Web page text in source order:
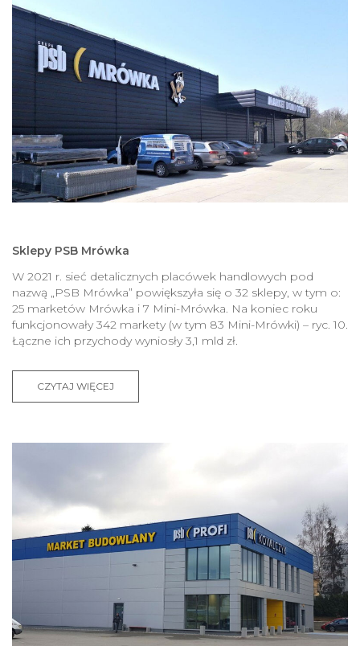
Sklepy PSB Mrówka
W 2021 r. sieć detalicznych placówek handlowych pod
nazwą „PSB Mrówka” powiększyła się o 32 sklepy, w tym o:
25 marketów Mrówka i 7 Mini-Mrówka. Na koniec roku
funkcjonowały 342 markety (w tym 83 Mini-Mrówki) – ryc. 10.
Łączne ich przychody wyniosły 3,1 mld zł.
CZYTAJ WIĘCEJ